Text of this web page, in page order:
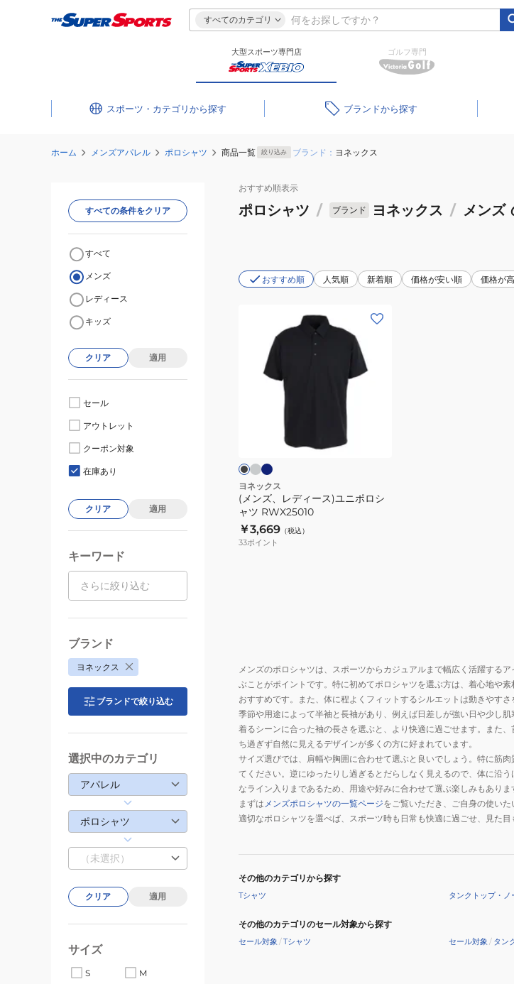
すべてのカテゴリ
大型スポーツ専門店 ゴルフ専門
スポーツ・カテゴリ ブランド
ホーム メンズアパレル ポロシャツ 商品一覧 絞り込み ブランド： ヨネックス
おすすめ順表示
ポロシャツ / ブランド ヨネックス / メンズ
おすすめ順 人気順 新着順 価格が安い順 価格が
ニ
ポ
ロ
シ
ャ
ー
ヨネックス
(メンズ、レディース)ユニポロシ
ャツ RWX25010
￥3,669 （税込）
33ポイント
メンズのポロシャツは、スポーツからカジュアルまで幅広く活躍する
ぶことがポイントです。特に初めてポロシャツを選ぶ方は、着心地や
おすすめです。また、体に程よくフィットするシルエットは動きやす
季節や用途によって半袖と長袖があり、例えば日差しが強い日や少し肌
着るシーンに合った袖の長さを選ぶと、より快適に過ごせます。また
ち過ぎず自然に見えるデザインが多くの方に好まれています。
サイズ選びでは、肩幅や胸囲に合わせて選ぶと良いでしょう。特に筋
てください。逆にゆったりし過ぎるとだらしなく見えるので、体に沿
なライン入りまであるため、用途や好みに合わせて選ぶ楽しみもありま
まずは メンズポロシャツの一覧ページをご覧いただき、ご自身の使い
適切なポロシャツを選べば、スポーツ時も日常も快適に過ごせ、見た目
その他のカテゴリから探す
Tシャツ タンクトップ・ノ
その他のカテゴリのセール対象から探す
セール対象 /Tシャツ セール対象 / タン
すべての条件をクリア
すべて
メンズ
レディース
キッズ
クリア 適用
セール
アウトレット
クーポン対象
在庫あり
クリア 適用
キーワード
ブランド
ヨネックス
ブランドで絞り込む
選択中のカテゴリ
アパレル
ポロシャツ
（未選択）
クリア 適用
サイズ
S
M